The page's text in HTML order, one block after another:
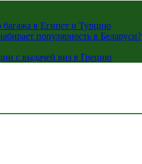
багажа в Египет и Турцию
популярность в Беларуси?
с выдачей виз в Грецию